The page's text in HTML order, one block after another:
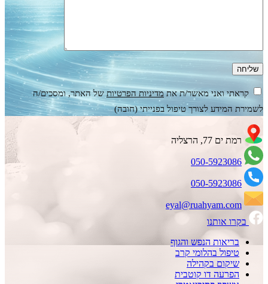
קראתי ואני מאשר/ת אתמדיניות הפרטיותשל האתר, ומסכים/ה
לשמירת המידע לצורך טיפול בפנייתי (חובה)
רמת ים 77, הרצליה
050-5923086
050-5923086
eyal@ruahyam.com
בקרו אותנו
בריאות הנפש והגוף
טיפול בהלומי קרב
שיקום בקהילה
הפרעה דו קוטבית